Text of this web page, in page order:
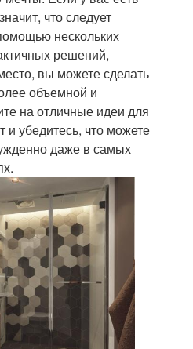
Кабины в ванной
комнате
что следует
нескольких
решений,
вы можете сделать
объемной и
на отличные идеи для
убедитесь, что можете
даже в самых